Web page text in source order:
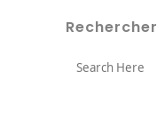
Rechercher